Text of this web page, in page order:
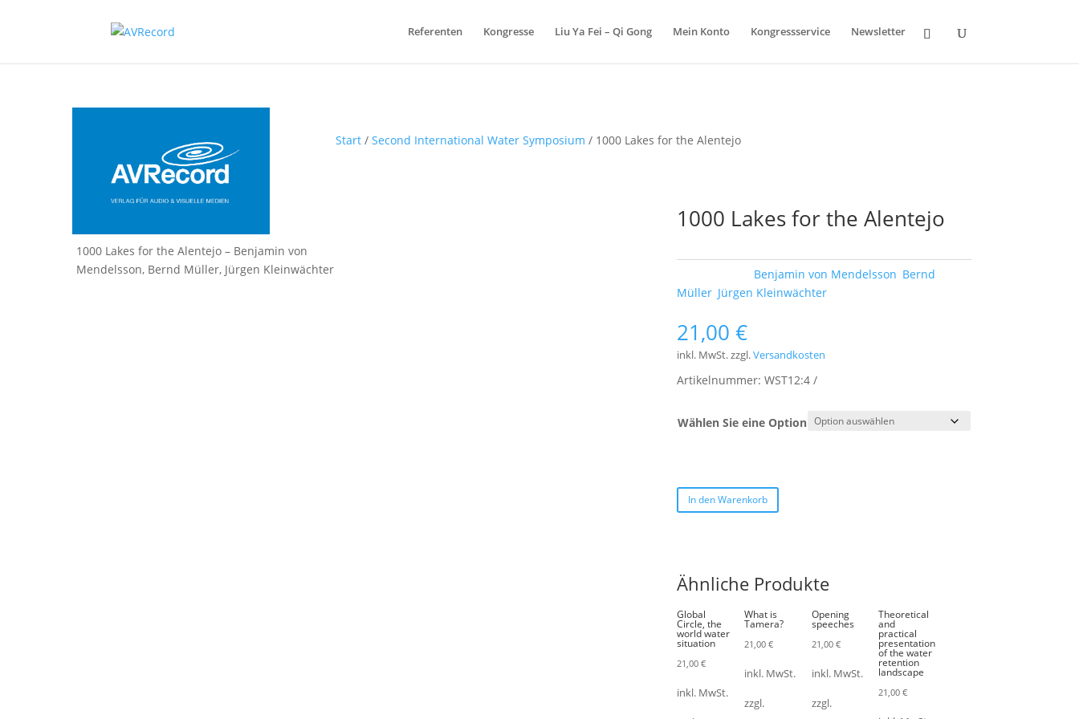
Referenten Kongresse Liu Ya Fei – Qi Gong Mein Konto Kongressservice Newsletter
1000 Lakes for the Alentejo – Benjamin von
Mendelsson, Bernd Müller, Jürgen Kleinwächter
Start/ Second International Water Symposium / 1000 Lakes for the Alentejo
1000 Lakes for the Alentejo
Benjamin von Mendelsson Bernd
Müller Jürgen Kleinwächter
21,00€
inkl. MwSt.zzgl.Versandkosten
Artikelnummer:WST12:4
Wählen Sie eine Option
In den Warenkorb
Ähnliche Produkte
Global
Circle, the
world water
situation
21,00€
inkl. MwSt.
What is
Tamera?
21,00 €
inkl. MwSt.
zzgl.
Opening
speeches
21,00 €
inkl. MwSt.
zzgl.
Theoretical
and
practical
presentation
of the water
retention
landscape
21,00€